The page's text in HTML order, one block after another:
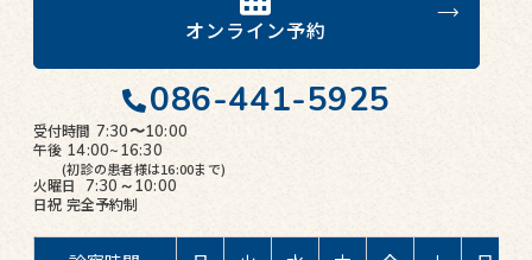
オンライン予約
086-441-5925
受付時間 7:30〜10:00
午後 14:00~16:30
(初診の患者様は16:00まで)
火曜日 7:30～10:00
日祝 完全予約制